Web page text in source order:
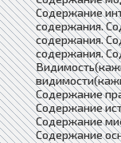
Содержание
содержания.
содержания.
содержания.
Содержание
Содержание
Содержание
Содержание